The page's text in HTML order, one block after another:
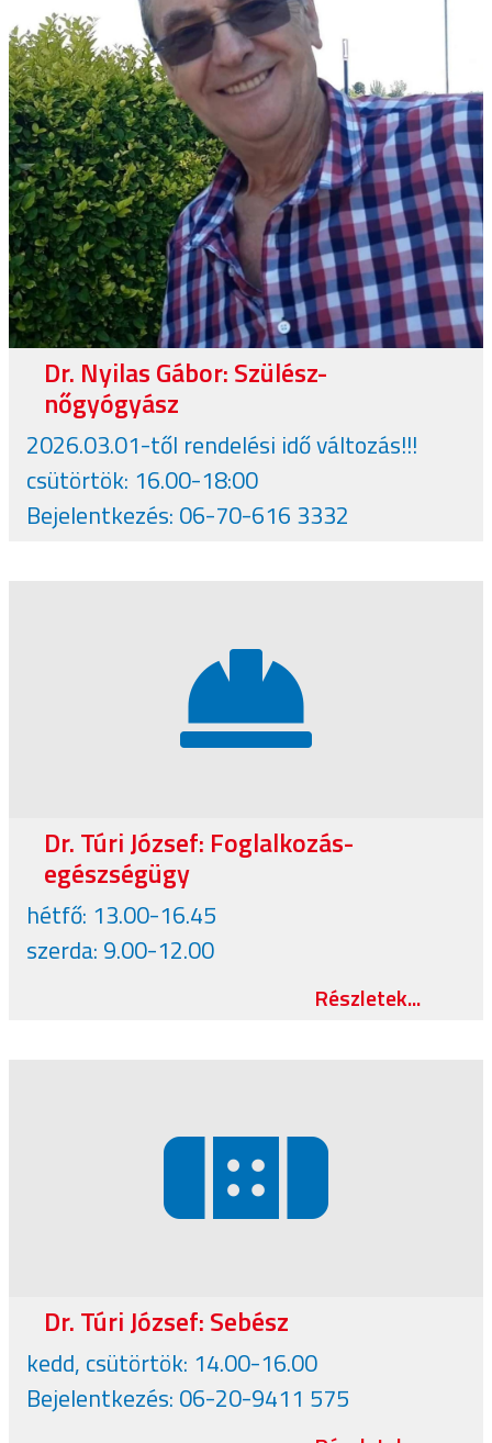
Dr. Nyilas Gábor: Szülész-
nőgyógyász
2026.03.01-től rendelési idő változás!!!
csütörtök: 16.00-18:00
Bejelentkezés: 06-70-616 3332
Dr. Túri József: Foglalkozás-
egészségügy
hétfő: 13.00-16.45
szerda: 9.00-12.00
Részletek...
Dr. Túri József: Sebész
kedd, csütörtök: 14.00-16.00
Bejelentkezés: 06-20-9411 575